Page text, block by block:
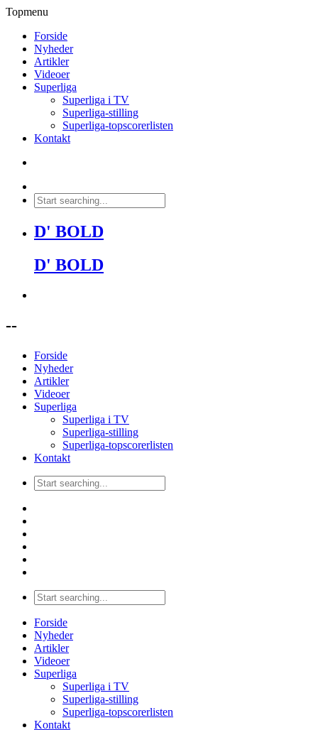
Topmenu
Forside
Nyheder
Artikler
Videoer
Superliga
Superliga i TV
Superliga-stilling
Superliga-topscorerlisten
Kontakt
D' BOLD
D' BOLD
--
Forside
Nyheder
Artikler
Videoer
Superliga
Superliga i TV
Superliga-stilling
Superliga-topscorerlisten
Kontakt
Forside
Nyheder
Artikler
Videoer
Superliga
Superliga i TV
Superliga-stilling
Superliga-topscorerlisten
Kontakt